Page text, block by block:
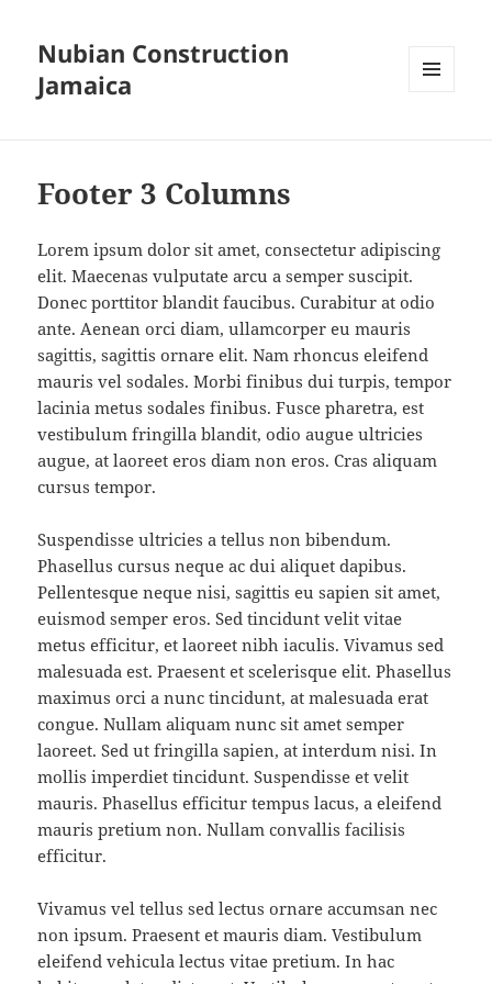
Nubian Construction
Jamaica
Footer 3 Columns
Lorem ipsum dolor sit amet, consectetur adipiscing
elit. Maecenas vulputate arcu a semper suscipit.
Donec porttitor blandit faucibus. Curabitur at odio
ante. Aenean orci diam, ullamcorper eu mauris
sagittis, sagittis ornare elit. Nam rhoncus eleifend
mauris vel sodales. Morbi finibus dui turpis, tempor
lacinia metus sodales finibus. Fusce pharetra, est
vestibulum fringilla blandit, odio augue ultricies
augue, at laoreet eros diam non eros. Cras aliquam
cursus tempor.
Suspendisse ultricies a tellus non bibendum.
Phasellus cursus neque ac dui aliquet dapibus.
Pellentesque neque nisi, sagittis eu sapien sit amet,
euismod semper eros. Sed tincidunt velit vitae
metus efficitur, et laoreet nibh iaculis. Vivamus sed
malesuada est. Praesent et scelerisque elit. Phasellus
maximus orci a nunc tincidunt, at malesuada erat
congue. Nullam aliquam nunc sit amet semper
laoreet. Sed ut fringilla sapien, at interdum nisi. In
mollis imperdiet tincidunt. Suspendisse et velit
mauris. Phasellus efficitur tempus lacus, a eleifend
mauris pretium non. Nullam convallis facilisis
efficitur.
Vivamus vel tellus sed lectus ornare accumsan nec
non ipsum. Praesent et mauris diam. Vestibulum
eleifend vehicula lectus vitae pretium. In hac